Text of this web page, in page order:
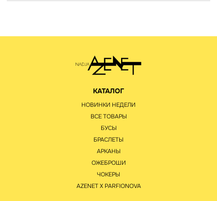
КАТАЛОГ
НОВИНКИ НЕДЕЛИ
ВСЕ ТОВАРЫ
БУСЫ
БРАСЛЕТЫ
АРКАНЫ
ОЖЕБРОШИ
ЧОКЕРЫ
AZENET Х PARFIONOVA